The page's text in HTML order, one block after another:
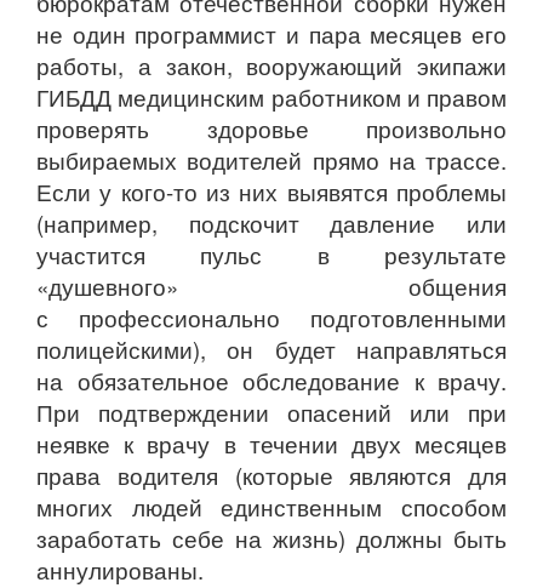
не один программист и пара месяцев его
работы, а закон, вооружающий экипажи
ГИБДД медицинским работником и правом
проверять здоровье произвольно
выбираемых водителей прямо на трассе.
Если у кого-то из них выявятся проблемы
(например, подскочит давление или
участится пульс в результате
«душевного» общения
с профессионально подготовленными
полицейскими), он будет направляться
на обязательное обследование к врачу.
При подтверждении опасений или при
неявке к врачу в течении двух месяцев
права водителя (которые являются для
многих людей единственным способом
заработать себе на жизнь) должны быть
аннулированы.